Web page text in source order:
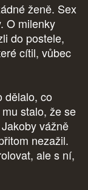
ženě. Sex
O milenky
do postele,
cítil, vůbec
dělalo, co
stalo, že se
vážně
nezažil.
ale s ní,